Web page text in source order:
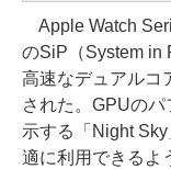
Apple Watch
のSiP（System in
高速なデュアルコ
された。GPUの
示する「Night
適に利用できるよ